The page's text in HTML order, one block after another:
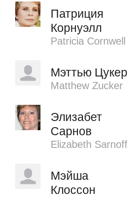
Патриция
Корнуэлл
Patricia Cornwell
Мэттью Цукер
Matthew Zucker
Элизабет
Сарнов
Elizabeth Sarnoff
Мэйша
Клоссон